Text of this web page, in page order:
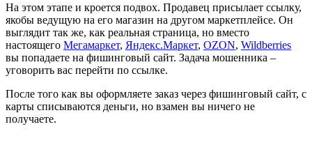
На этом этапе и кроется подвох. Продавец присылает ссылку,
якобы ведущую на его магазин на другом маркетплейсе. Он
выглядит так же, как реальная страница, но вместо
настоящего Мегамаркет, Яндекс.Маркет, OZON, Wildberries
вы попадаете на фишинговый сайт. Задача мошенника –
уговорить вас перейти по ссылке.
После того как вы оформляете заказ через фишинговый сайт, с
карты списываются деньги, но взамен вы ничего не
получаете.